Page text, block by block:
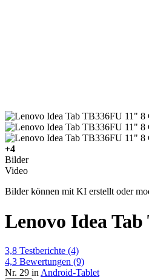
+4
Bilder
Video
Bilder können mit KI erstellt oder
Lenovo Idea
3,8 Testberichte (4)
4,3 Bewertungen (9)
Nr. 29 in Android-Tablet